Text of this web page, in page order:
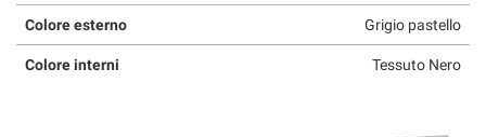
Colore esterno Grigio pastello
Colore interni Tessuto Nero
e
modificare
le